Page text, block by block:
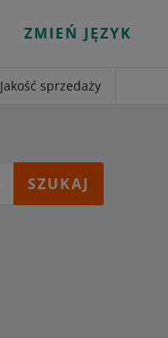
ZMIEŃ JĘZYK
Jakość sprzedaży